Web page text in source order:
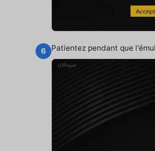
6 Patientez pendant que